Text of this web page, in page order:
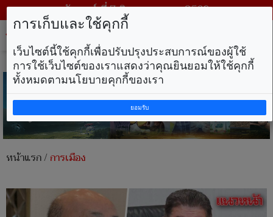
วันศุกร์ ที่ 7 สิงหาคม พ.ศ. 2569
หน้าแรก/การเมือง
การเก็บและใช้คุกกี้
เว็บไซต์นี้ใช้คุกกี้เพื่อปรับปรุงประสบการณ์ของผู้ใช้
การใช้เว็บไซต์ของเราแสดงว่าคุณยินยอมให้ใช้คุกกี้
ทั้งหมดตามนโยบายคุกกี้ของเรา
ยอมรับ